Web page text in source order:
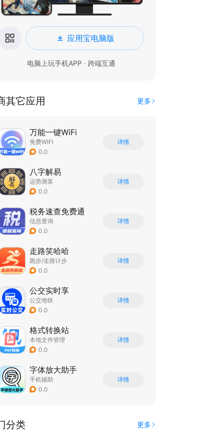
应用宝电脑版
电脑上玩手机APP · 跨端互通
其它应用 更多
万能一键WiFi
免费WIFI
0.0
详情
八字解易
运势测算
0.0
详情
税务速查免费通
信息查询
0.0
详情
走路笑哈哈
跑步/走路计步
0.0
详情
公交实时享
公交地铁
0.0
详情
格式转换站
本地文件管理
0.0
详情
字体放大助手
手机辅助
0.0
详情
分类 更多